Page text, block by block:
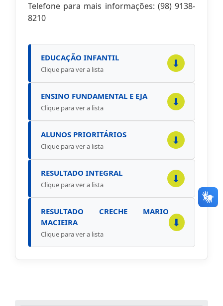
Telefone para mais informações: (98) 9138-
8210
EDUCAÇÃO INFANTIL
Clique para ver a lista ⬇
ENSINO FUNDAMENTAL E EJA
Clique para ver a lista ⬇
ALUNOS PRIORITÁRIOS
Clique para ver a lista ⬇
RESULTADO INTEGRAL
Clique para ver a lista ⬇
RESULTADO CRECHE MARIO
MACIEIRA
Clique para ver a lista
⬇